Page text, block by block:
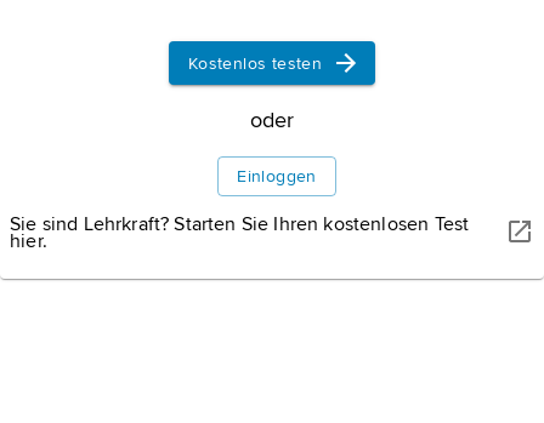
Wirkung
Informationen zum Artikel
Kostenlos testen
oder
Einloggen
Sie sind Lehrkraft? Starten Sie Ihren kostenlosen Test
hier.